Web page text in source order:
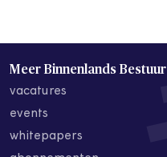
Meer Binnenlands Bestuur
vacatures
events
whitepapers